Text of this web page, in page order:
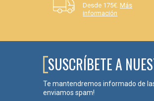
Desde 175€. Más
información
SUSCRÍBETE A
Te mantendremos informado de
enviamos spam!